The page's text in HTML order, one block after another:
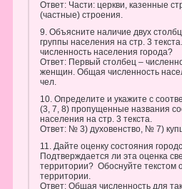
Ответ: Части: церкви, казенные
(частные) строения.
9. Объясните наличие двух
группы населения на стр. 3
численность населения города?
Ответ: Первый столбец –
женщин. Общая численность
чел.
10. Определите и укажите с
(3, 7, 8) пропущенные названия
населения на стр. 3 текста.
Ответ: № 3) духовенство, № 7)
11. Дайте оценку состояния
Подтверждается ли эта оценка
территории? Обоснуйте текстом
территории.
Ответ: Общая численность для